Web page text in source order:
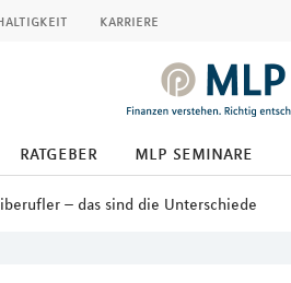
karriere
ratgeber mlp seminare
– das sind die Unterschiede